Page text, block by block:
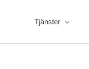
Tjänster